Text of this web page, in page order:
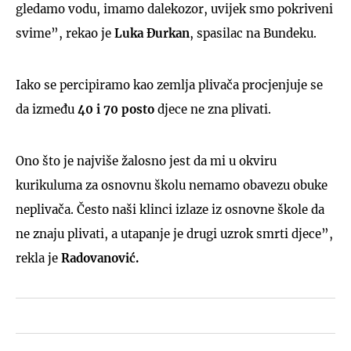
gledamo vodu, imamo dalekozor, uvijek smo pokriveni
svime”, rekao je Luka Đurkan, spasilac na Bundeku.
Iako se percipiramo kao zemlja plivača procjenjuje se
da između 40 i 70 posto djece ne zna plivati.
Ono što je najviše žalosno jest da mi u okviru
kurikuluma za osnovnu školu nemamo obavezu obuke
neplivača. Često naši klinci izlaze iz osnovne škole da
ne znaju plivati, a utapanje je drugi uzrok smrti djece”,
rekla je Radovanović.